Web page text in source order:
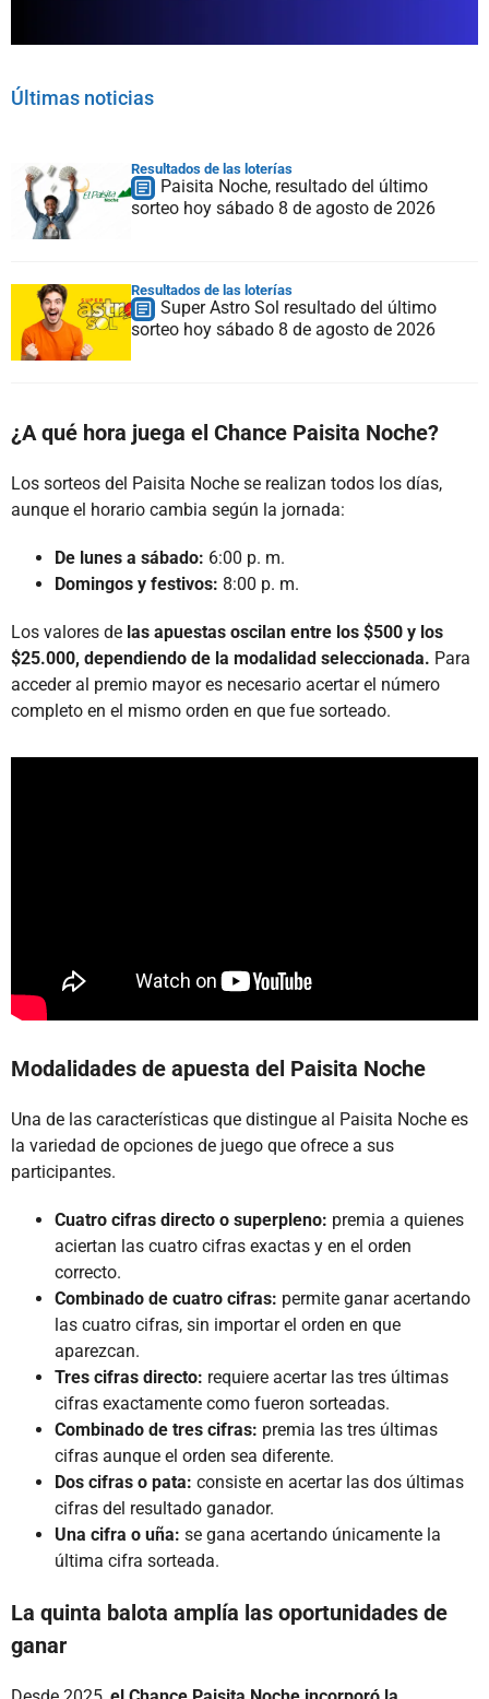
Últimas noticias
Resultados de las loterías
Paisita Noche, resultado del último
sorteo hoy sábado 8 de agosto de 2026
Resultados de las loterías
Super Astro Sol resultado del último
sorteo hoy sábado 8 de agosto de 2026
¿A qué hora juega el Chance Paisita Noche?
Los sorteos del Paisita Noche se realizan todos los días,
aunque el horario cambia según la jornada:
De lunes a sábado: 6:00 p. m.
Domingos y festivos: 8:00 p. m.
Los valores de las apuestas oscilan entre los $500 y los
$25.000, dependiendo de la modalidad seleccionada. Para
acceder al premio mayor es necesario acertar el número
completo en el mismo orden en que fue sorteado.
Modalidades de apuesta del Paisita Noche
Una de las características que distingue al Paisita Noche es
la variedad de opciones de juego que ofrece a sus
participantes.
Cuatro cifras directo o superpleno: premia a quienes
aciertan las cuatro cifras exactas y en el orden
correcto.
Combinado de cuatro cifras: permite ganar acertando
las cuatro cifras, sin importar el orden en que
aparezcan.
Tres cifras directo: requiere acertar las tres últimas
cifras exactamente como fueron sorteadas.
Combinado de tres cifras: premia las tres últimas
cifras aunque el orden sea diferente.
Dos cifras o pata: consiste en acertar las dos últimas
cifras del resultado ganador.
Una cifra o uña: se gana acertando únicamente la
última cifra sorteada.
La quinta balota amplía las oportunidades de
ganar